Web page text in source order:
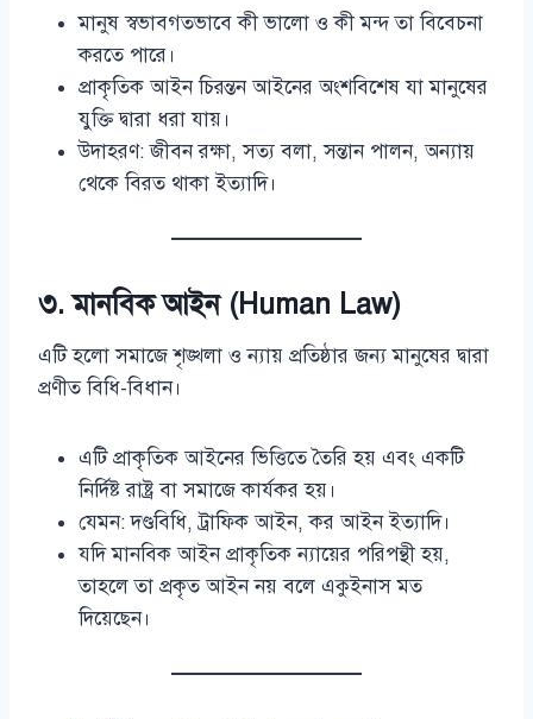
মানুষ স্বভাবগতভাবে কী ভালো ও কী মন্দ তা বিবেচনা
করতে পারে।
প্রাকৃতিক আইন চিরন্তন আইনের অংশবিশেষ যা মানুষের
যুক্তি দ্বারা ধরা যায়।
উদাহরণ: জীবন রক্ষা, সত্য বলা, সন্তান পালন, অন্যায়
থেকে বিরত থাকা ইত্যাদি।
৩.মানবিক আইন (Human Law)
এটি হলো সমাজে শৃঙ্খলা ও ন্যায় প্রতিষ্ঠার জন্য মানুষের দ্বারা
প্রণীত বিধি-বিধান।
এটি প্রাকৃতিক আইনের ভিত্তিতে তৈরি হয় এবং একটি
নির্দিষ্ট রাষ্ট্র বা সমাজে কার্যকর হয়।
যেমন: দণ্ডবিধি, ট্রাফিক আইন, কর আইন ইত্যাদি।
যদি মানবিক আইন প্রাকৃতিক ন্যায়ের পরিপন্থী হয়,
তাহলে তা প্রকৃত আইন নয় বলে একুইনাস মত
দিয়েছেন।